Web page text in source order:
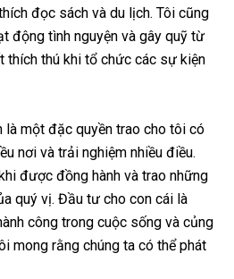
đọc sách và du lịch. Tôi cũng
động tình nguyện và gây quỹ từ
thích thú khi tổ chức các sự kiện
là một đặc quyền trao cho tôi có
nơi và trải nghiệm nhiều điều.
được đồng hành và trao những
quý vị. Đầu tư cho con cái là
công trong cuộc sống và củng
mong rằng chúng ta có thể phát